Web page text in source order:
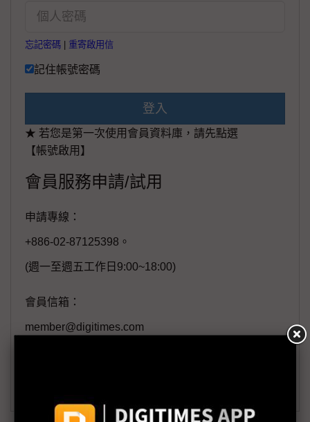
忘記密碼 重寄啟用信
記住帳號密碼
登入
★ 若您是第一次使用會員資料庫，請先點選
【帳號啟用】
會員服務申請/試用
申請專線：
+886-02-87125398。
(週一至週五工作日9:00~18:00)
會員信箱：
member@digitimes.com